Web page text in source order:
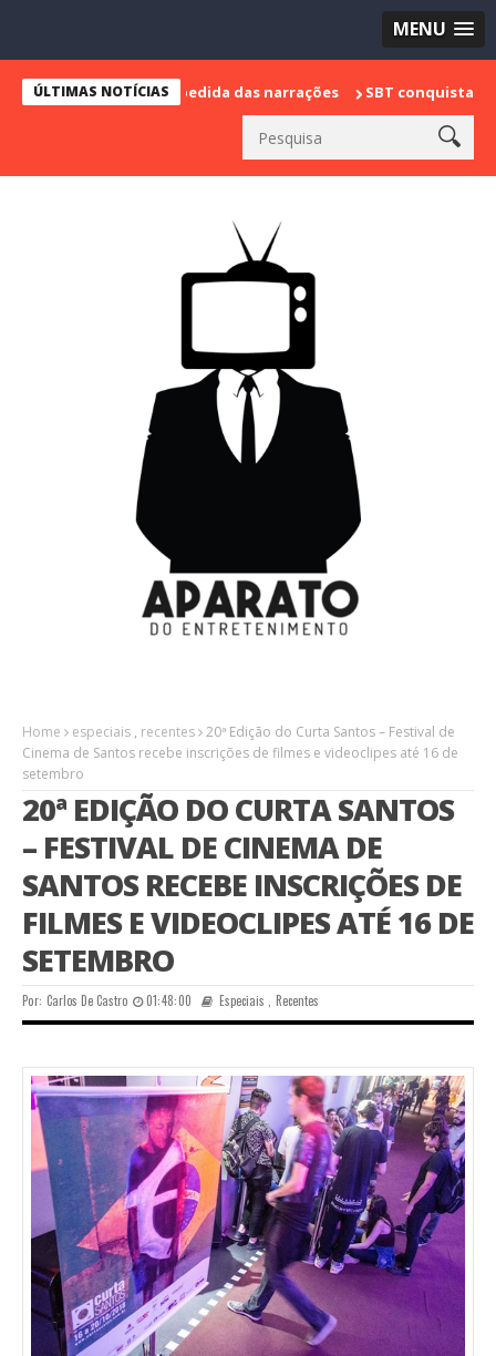
MENU
ÚLTIMAS NOTÍCIAS
sua despedida das narrações SBT conquista a vice
Home especiais , recentes 20ª Edição do Curta Santos – Festival de
Cinema de Santos recebe inscrições de filmes e videoclipes até 16 de
setembro
20ª EDIÇÃO DO CURTA SANTOS
– FESTIVAL DE CINEMA DE
SANTOS RECEBE INSCRIÇÕES DE
FILMES E VIDEOCLIPES ATÉ 16 DE
SETEMBRO
Por: Carlos De Castro 01:48:00 Especiais ,Recentes